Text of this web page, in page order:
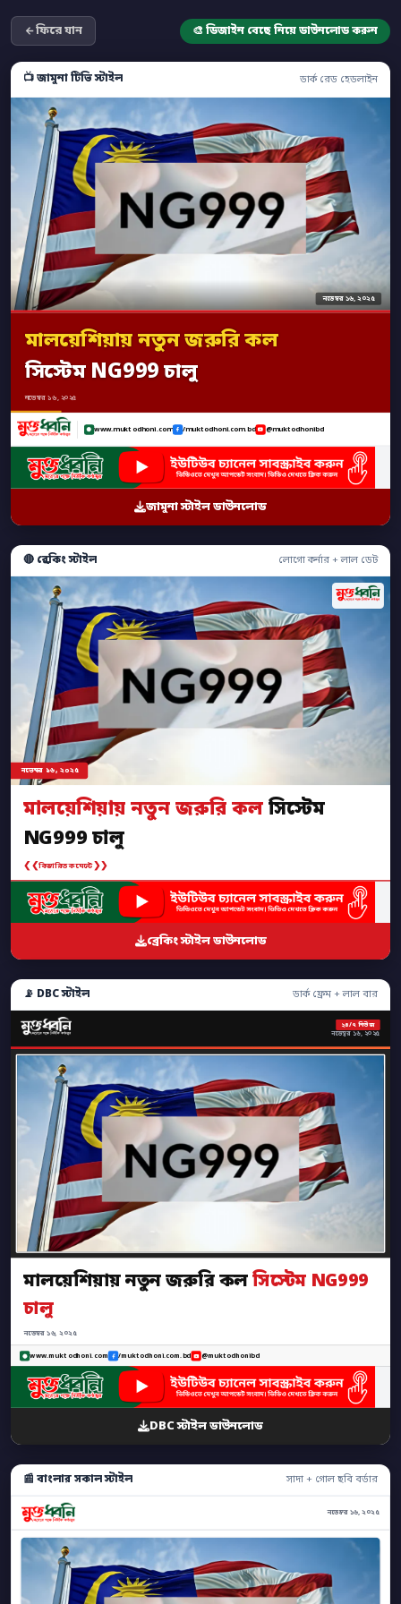
ফিরে যান 🎨 ডিজাইন বেছে নিয়ে ডাউনলোড করুন
📺 জামুনা টিভি স্টাইল ডার্ক রেড হেডলাইন
নভেম্বর ১৬, ২০২৫
মালয়েশিয়ায় নতুন জরুরি কল
সিস্টেম NG999 চালু
নভেম্বর ১৬, ২০২৫
www.muktodhoni.com /muktodhoni.com.bd @muktodhonibd
জামুনা স্টাইল ডাউনলোড
🔴 ব্রেকিং স্টাইল লোগো কর্নার + লাল ডেট
নভেম্বর ১৬, ২০২৫
মালয়েশিয়ায় নতুন জরুরি কলসিস্টেম
NG999 চালু
❮❮বিস্তারিত কমেন্টে❯❯
ব্রেকিং স্টাইল ডাউনলোড
📡 DBC স্টাইল ডার্ক ফ্রেম + লাল বার
২৪/৭ নিউজ
নভেম্বর ১৬, ২০২৫
মালয়েশিয়ায় নতুন জরুরি কলসিস্টেম NG999
চালু
নভেম্বর ১৬, ২০২৫
www.muktodhoni.com /muktodhoni.com.bd @muktodhonibd
DBC স্টাইল ডাউনলোড
📰 বাংলার সকাল স্টাইল সাদা + গোল ছবি বর্ডার
নভেম্বর ১৬, ২০২৫